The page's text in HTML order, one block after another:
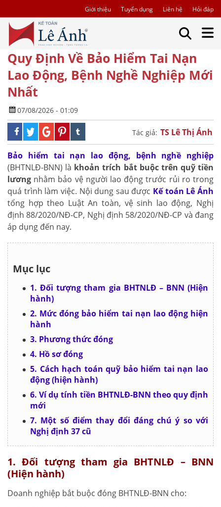
Giới thiệu Tuyển dụng Liên hệ Hỏi đáp
Quy Định Về Bảo Hiểm Tai Nạn
Lao Động, Bệnh Nghề Nghiệp Mới
Nhất
07/08/2026 - 01:09
Tác giả: TS Lê Thị Ánh
Bảo hiểm tai nạn lao động, bệnh nghề nghiệp
(BHTNLĐ-BNN) là khoản trích bắt buộc trên quỹ tiền
lương nhằm bảo vệ người lao động trước rủi ro trong
quá trình làm việc. Nội dung sau được Kế toán Lê Ánh
tổng hợp theo Luật An toàn, vệ sinh lao động, Nghị
định 88/2020/NĐ-CP, Nghị định 58/2020/NĐ-CP và đang
áp dụng đến nay.
Mục lục
1. Đối tượng tham gia BHTNLĐ – BNN (Hiện
hành)
2. Mức đóng bảo hiểm tai nạn lao động hiện
hành
3. Phương thức đóng
4. Hồ sơ đóng
5. Cách hạch toán quỹ bảo hiểm tai nạn lao
động (hiện hành)
6. Ví dụ tính tiền BHTNLĐ-BNN theo quy định
mới
7. Một số điểm thay đổi đáng chú ý so với
Nghị định 37 cũ
1. Đối tượng tham gia BHTNLĐ – BNN
(Hiện hành)
Doanh nghiệp bắt buộc đóng BHTNLĐ-BNN cho: